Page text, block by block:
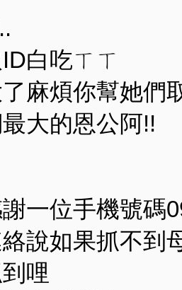
白吃ㄒㄒ
麻煩你幫她們
大的恩公阿!!
一位手機號碼
說如果抓不到
哩